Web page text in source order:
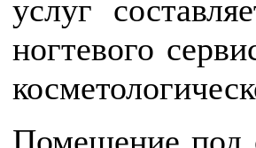
услуг
ногтевого